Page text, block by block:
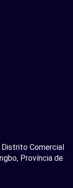
Distrito Comercial
Província de